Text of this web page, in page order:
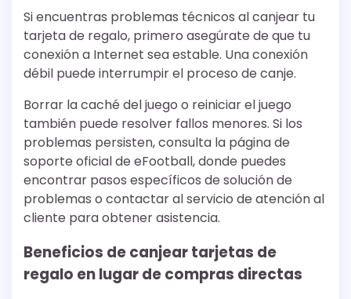
Si encuentras problemas técnicos al canjear tu
tarjeta de regalo, primero asegúrate de que tu
conexión a Internet sea estable. Una conexión
débil puede interrumpir el proceso de canje.
Borrar la caché del juego o reiniciar el juego
también puede resolver fallos menores. Si los
problemas persisten, consulta la página de
soporte oficial de eFootball, donde puedes
encontrar pasos específicos de solución de
problemas o contactar al servicio de atención al
cliente para obtener asistencia.
Beneficios de canjear tarjetas de
regalo en lugar de compras directas